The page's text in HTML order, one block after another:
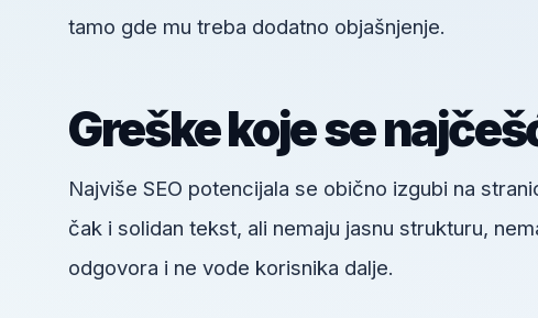
tamo gde mu treba dodatno objašnjenje.
Greške koje se
Najviše SEO potencijala se obično izgubi na
čak i solidan tekst, ali nemaju jasnu strukturu,
odgovora i ne vode korisnika dalje.